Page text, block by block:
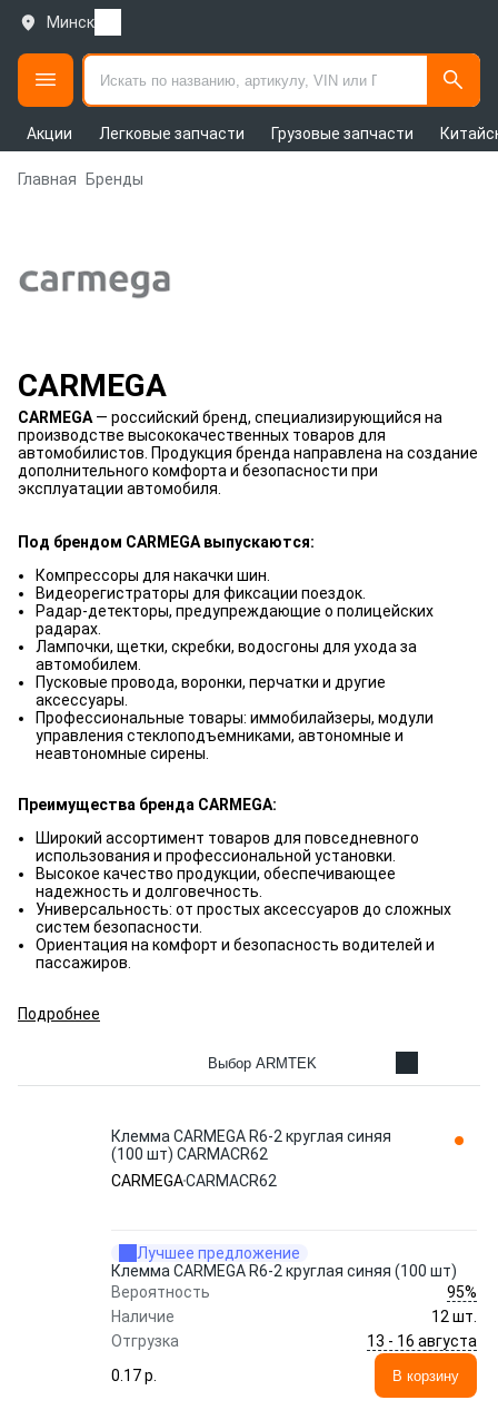
Минск
Акции Легковые запчасти Грузовые запчасти
Главная Бренды
CARMEGA
CARMEGA — российский бренд, специализирующийся на
производстве высококачественных товаров для
автомобилистов. Продукция бренда направлена на создание
дополнительного комфорта и безопасности при
эксплуатации автомобиля.
Под брендом CARMEGA выпускаются:
Компрессоры для накачки шин.
Видеорегистраторы для фиксации поездок.
Радар-детекторы, предупреждающие о полицейских
радарах.
Лампочки, щетки, скребки, водосгоны для ухода за
автомобилем.
Пусковые провода, воронки, перчатки и другие
аксессуары.
Профессиональные товары: иммобилайзеры, модули
управления стеклоподъемниками, автономные и
неавтономные сирены.
Преимущества бренда CARMEGA:
Широкий ассортимент товаров для повседневного
использования и профессиональной установки.
Высокое качество продукции, обеспечивающее
надежность и долговечность.
Универсальность: от простых аксессуаров до сложных
систем безопасности.
Ориентация на комфорт и безопасность водителей и
пассажиров.
Подробнее
Выбор ARMTEK
Клемма CARMEGA R6-2 круглая синяя
(100 шт) CARMACR62
CARMEGACARMACR62
Лучшее предложение
Клемма CARMEGA R6-2 круглая синяя (100 шт)
Вероятность
95%
Наличие
12 шт.
Отгрузка
13 - 16 августа
0.17 p.
В корзину